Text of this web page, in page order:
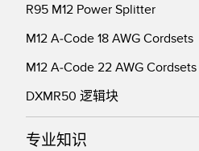
R95 M12 Power Splitter
M12 A-Code 18 AWG Cordsets
M12 A-Code 22 AWG Cordsets
DXMR50 逻辑块
专业知识